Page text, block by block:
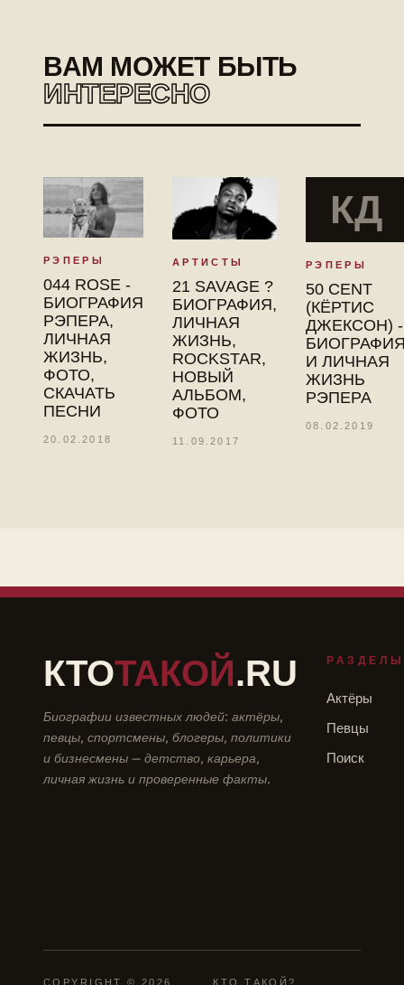
ВАМ МОЖЕТ БЫТЬ
ИНТЕРЕСНО
РЭПЕРЫ
044 ROSE -
БИОГРАФИЯ
РЭПЕРА,
ЛИЧНАЯ
ЖИЗНЬ,
ФОТО,
СКАЧАТЬ
ПЕСНИ
20.02.2018
АРТИСТЫ
21 SAVAGE ?
БИОГРАФИЯ,
ЛИЧНАЯ
ЖИЗНЬ,
ROCKSTAR,
НОВЫЙ
АЛЬБОМ,
ФОТО
11.09.2017
КД
РЭПЕРЫ
50 CENT
(КЁРТИС
ДЖЕКСОН) -
И ЛИЧНАЯ
ЖИЗНЬ
РЭПЕРА
08.02.2019
КТОТАКОЙ.RU
Биографии известных людей: актёры,
певцы, спортсмены, блогеры, политики
и бизнесмены — детство, карьера,
личная жизнь и проверенные факты.
РАЗДЕЛЫ
Актёры
Певцы
Поиск
COPYRIGHT © 2026 КТО ТАКОЙ?